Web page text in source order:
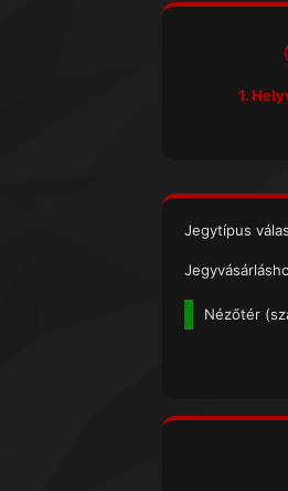
1.
Jegytípus
Nézőtér (